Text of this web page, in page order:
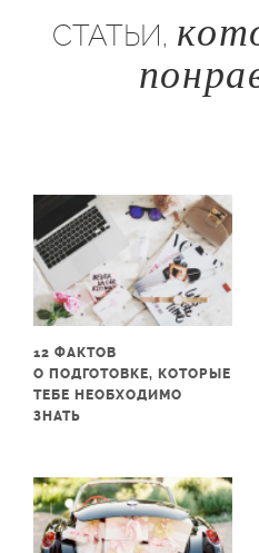
СТАТЬИ,
12 ФАКТОВ
О ПОДГОТОВКЕ, КОТОРЫЕ
ТЕБЕ НЕОБХОДИМО
ЗНАТЬ